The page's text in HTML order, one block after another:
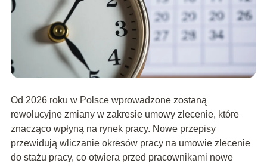
Od 2026 roku w Polsce wprowadzone zostaną
rewolucyjne zmiany w zakresie umowy zlecenie, które
znacząco wpłyną na rynek pracy. Nowe przepisy
przewidują wliczanie okresów pracy na umowie zlecenie
do stażu pracy, co otwiera przed pracownikami nowe